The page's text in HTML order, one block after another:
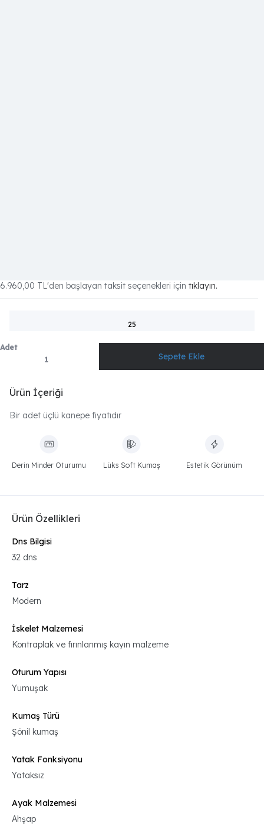
6.960,00 TL'den başlayan taksit seçenekleri için tıklayın.
25
Adet
Ürün İçeriği
Bir adet üçlü kanepe fiyatıdır
Derin Minder Oturumu Lüks Soft Kumaş Estetik Görünüm
Ürün Özellikleri
Dns Bilgisi
32 dns
Tarz
Modern
İskelet Malzemesi
Kontraplak ve fırınlanmış kayın malzeme
Oturum Yapısı
Yumuşak
Kumaş Türü
Şönil kumaş
Yatak Fonksiyonu
Yataksız
Ayak Malzemesi
Ahşap